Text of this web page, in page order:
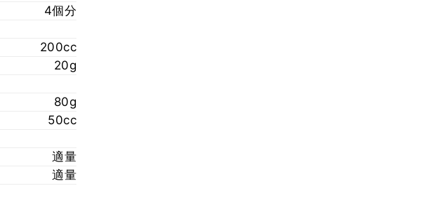
4個分
200cc
20g
80g
50cc
適量
適量